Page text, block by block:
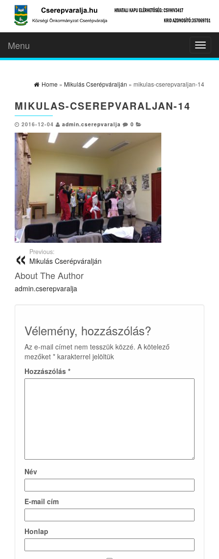
Menu
Home » Mikulás Cserépváralján » mikulas-cserepvaraljan-14
MIKULAS-CSEREPVARALJAN-14
2016-12-04 admin.cserepvaralja 0
Previous:
Mikulás Cserépváralján
About The Author
admin.cserepvaralja
Vélemény, hozzászólás?
Az e-mail címet nem tesszük közzé. A kötelező
mezőket * karakterrel jelöltük
Hozzászólás *
Név
E-mail cím
Honlap